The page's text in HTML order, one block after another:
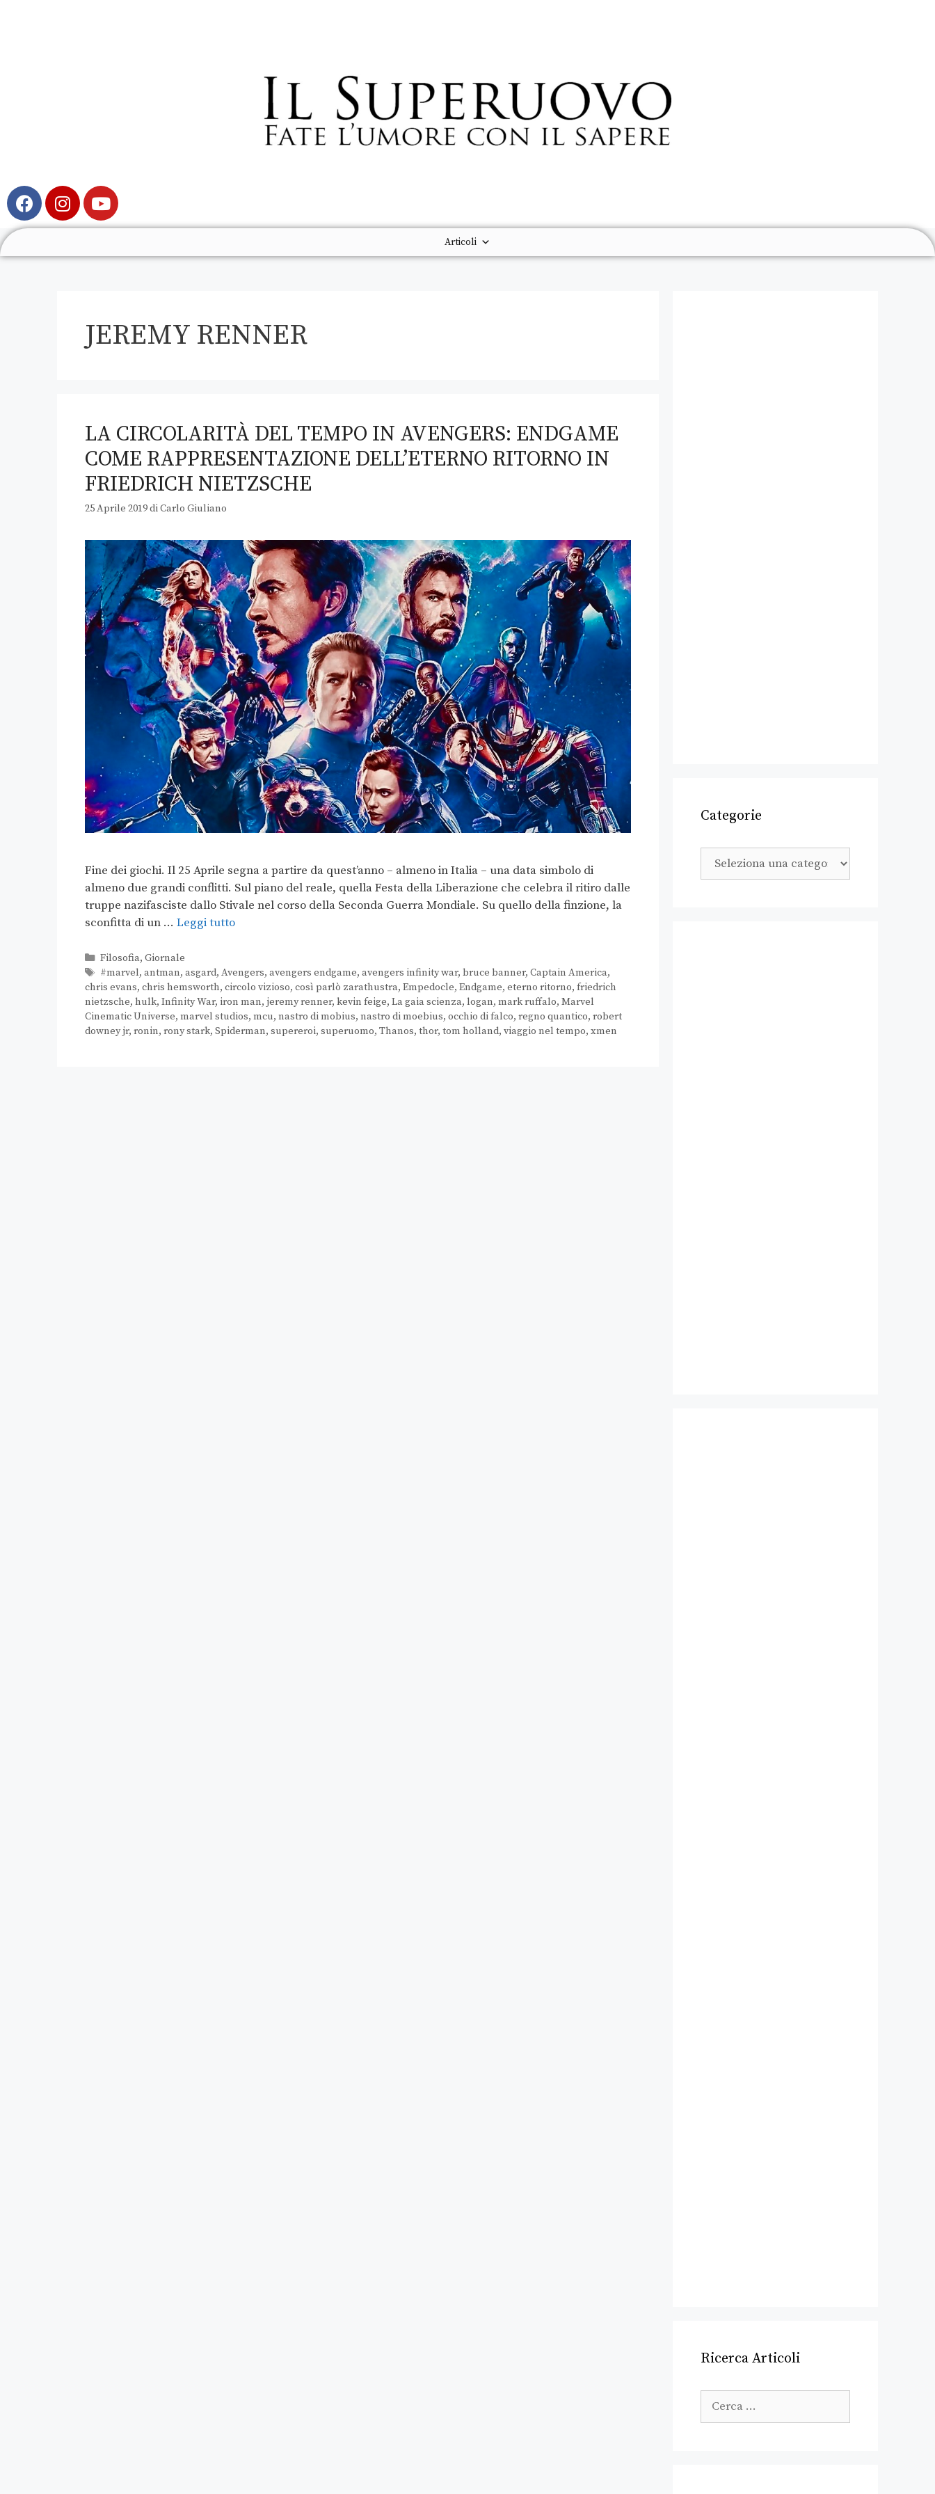
Articoli
JEREMY RENNER
LA CIRCOLARITÀ DEL TEMPO IN AVENGERS: ENDGAME
COME RAPPRESENTAZIONE DELL’ETERNO RITORNO IN
FRIEDRICH NIETZSCHE
25 Aprile 2019diCarlo Giuliano
Fine dei giochi. Il 25 Aprile segna a partire da quest’anno – almeno in Italia – una data simbolo di
almeno due grandi conflitti. Sul piano del reale, quella Festa della Liberazione che celebra il ritiro dalle
truppe nazifasciste dallo Stivale nel corso della Seconda Guerra Mondiale. Su quello della finzione, la
sconfitta di un … Leggi tutto
Filosofia, Giornale
#marvel, antman, asgard, Avengers, avengers endgame, avengers infinity war, bruce banner, Captain America,
chris evans, chris hemsworth, circolo vizioso, così parlò zarathustra, Empedocle, Endgame, eterno ritorno, friedrich
nietzsche, hulk, Infinity War, iron man, jeremy renner, kevin feige, La gaia scienza, logan, mark ruffalo, Marvel
Cinematic Universe, marvel studios, mcu, nastro di mobius, nastro di moebius, occhio di falco, regno quantico, robert
downey jr, ronin, rony stark, Spiderman, supereroi, superuomo, Thanos, thor, tom holland, viaggio nel tempo, xmen
Categorie
Ricerca Articoli